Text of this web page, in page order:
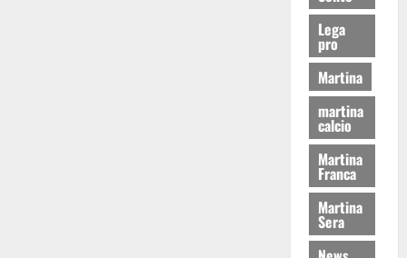
Lega
pro
Martina
martina
calcio
Martina
Franca
Martina
Sera